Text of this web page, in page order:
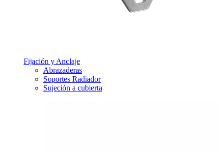
Fijación y Anclaje
Abrazaderas
Soportes Radiador
Sujeción a cubierta